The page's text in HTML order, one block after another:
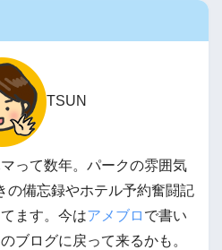
TSUN
って数年。パークの雰囲気
の備忘録やホテル予約奮闘記
ます。今はアメブロ で書い
ブログに戻って来るかも。